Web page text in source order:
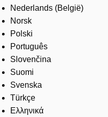
Nederlands (België)
Norsk
Polski
Português
Slovenčina
Suomi
Svenska
Türkçe
Ελληνικά